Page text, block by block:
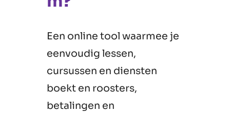
Een online tool waarmee je
eenvoudig lessen,
cursussen en diensten
boekt en roosters,
betalingen en